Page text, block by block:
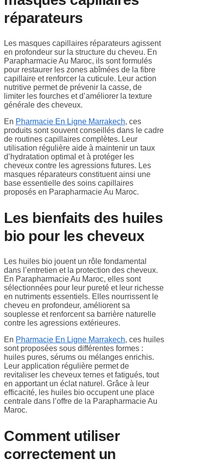
réparateurs
Les masques capillaires réparateurs agissent
en profondeur sur la structure du cheveu. En
Parapharmacie Au Maroc, ils sont formulés
pour restaurer les zones abîmées de la fibre
capillaire et renforcer la cuticule. Leur action
nutritive permet de prévenir la casse, de
limiter les fourches et d’améliorer la texture
générale des cheveux.
En Pharmacie En Ligne Marrakech, ces
produits sont souvent conseillés dans le cadre
de routines capillaires complètes. Leur
utilisation régulière aide à maintenir un taux
d’hydratation optimal et à protéger les
cheveux contre les agressions futures. Les
masques réparateurs constituent ainsi une
base essentielle des soins capillaires
proposés en Parapharmacie Au Maroc.
Les bienfaits des huiles
bio pour les cheveux
Les huiles bio jouent un rôle fondamental
dans l’entretien et la protection des cheveux.
En Parapharmacie Au Maroc, elles sont
sélectionnées pour leur pureté et leur richesse
en nutriments essentiels. Elles nourrissent le
cheveu en profondeur, améliorent sa
souplesse et renforcent sa barrière naturelle
contre les agressions extérieures.
En Pharmacie En Ligne Marrakech, ces huiles
sont proposées sous différentes formes :
huiles pures, sérums ou mélanges enrichis.
Leur application régulière permet de
revitaliser les cheveux ternes et fatigués, tout
en apportant un éclat naturel. Grâce à leur
efficacité, les huiles bio occupent une place
centrale dans l’offre de la Parapharmacie Au
Maroc.
Comment utiliser
correctement un